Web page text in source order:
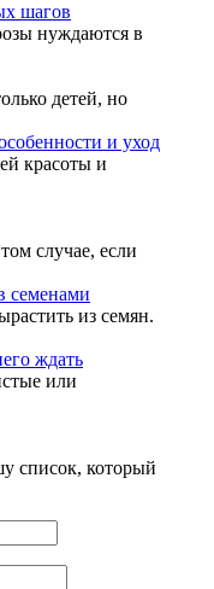
шагов
нуждаются в
детей, но
и уход
красоты и
случае, если
семенами
из семян.
ждать
или
список, который